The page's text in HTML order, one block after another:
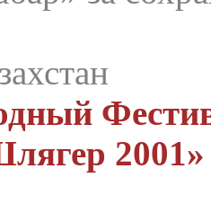
2001»